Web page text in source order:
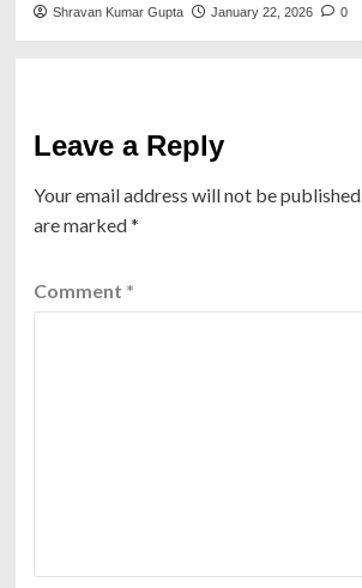
Shravan Kumar Gupta January 22, 2026 0
Leave a Reply
Your email address will not be published.
are marked*
Comment *